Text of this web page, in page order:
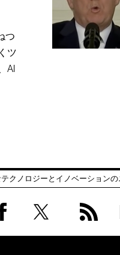
つ
ツ
AI
クノロジーとイノベーション